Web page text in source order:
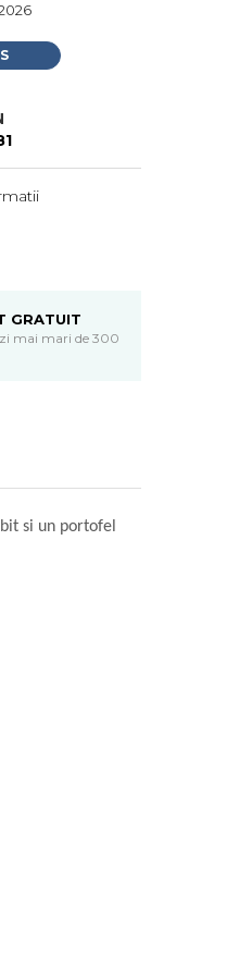
GRATUIT
mai mari de 300
si un portofel